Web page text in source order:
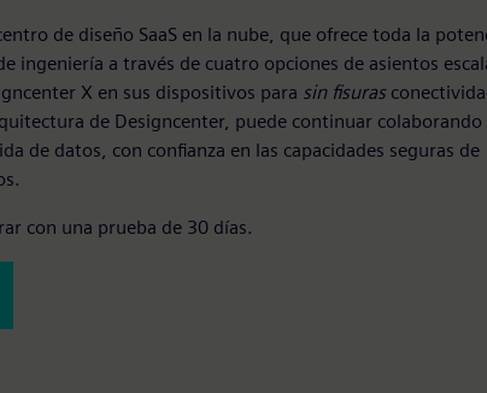
de diseño SaaS en la nube, que ofrece toda la
ingeniería a través de cuatro opciones de asientos
X en sus dispositivos para sin fisuras
de Designcenter, puede continuar colaborando
de datos, con confianza en las capacidades seguras de
con una prueba de 30 días.